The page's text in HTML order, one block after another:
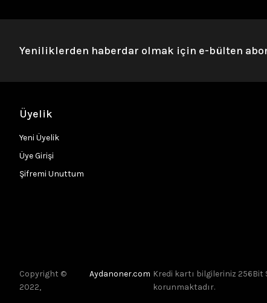
Yeniliklerden haberdar olmak için e-bülten
Üyelik
Yeni Üyelik
Üye Girişi
Şifremi Unuttum
Copyright ©
2022,
Aydanoner.com Kredi kartı bilgileriniz 256Bit
korunmaktadır.